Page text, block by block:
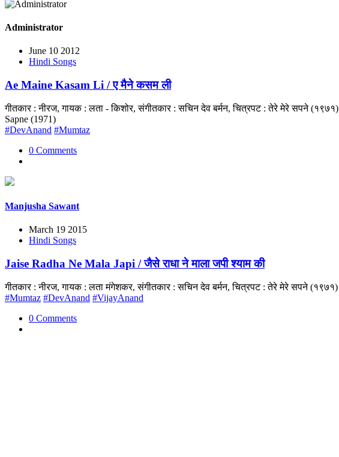
Administrator
June 10 2012
Hindi Songs
Ae Maine Kasam Li / ए मैने कसम ली
गीतकार : नीरज, गायक : लता - किशोर, संगीतकार : सचिन देव बर्मन, चित्रपट : तेरे मेरे सपने
Sapne (1971)
#DevAnand #Mumtaz
0 Comments
Manjusha Sawant
March 19 2015
Hindi Songs
Jaise Radha Ne Mala Japi / जैसे राधा ने माला जपी श्याम की
गीतकार : नीरज, गायक : लता मंगेशकर, संगीतकार : सचिन देव बर्मन, चित्रपट : तेरे मेरे सपने
#Mumtaz #DevAnand #VijayAnand
0 Comments